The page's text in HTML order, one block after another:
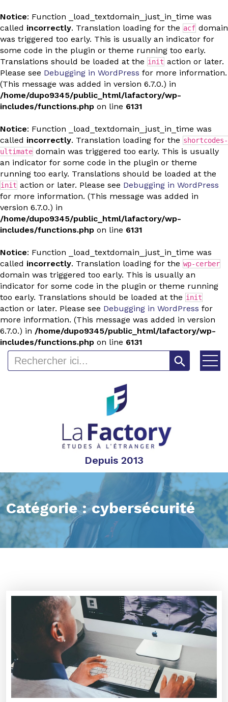
Notice: Function _load_textdomain_just_in_time was
called incorrectly. Translation loading for the acf domain
was triggered too early. This is usually an indicator for
some code in the plugin or theme running too early.
Translations should be loaded at the init action or later.
Please see Debugging in WordPress for more information.
(This message was added in version 6.7.0.) in
/home/dupo9345/public_html/lafactory/wp-
includes/functions.php on line 6131
Notice: Function _load_textdomain_just_in_time was
called incorrectly. Translation loading for the shortcodes-
ultimate domain was triggered too early. This is usually
an indicator for some code in the plugin or theme
running too early. Translations should be loaded at the
init action or later. Please see Debugging in WordPress
for more information. (This message was added in
version 6.7.0.) in
/home/dupo9345/public_html/lafactory/wp-
includes/functions.php on line 6131
Notice: Function _load_textdomain_just_in_time was
called incorrectly. Translation loading for the wp-cerber
domain was triggered too early. This is usually an
indicator for some code in the plugin or theme running
too early. Translations should be loaded at the init
action or later. Please see Debugging in WordPress for
more information. (This message was added in version
6.7.0.) in /home/dupo9345/public_html/lafactory/wp-
includes/functions.php on line 6131
Search
for:
Search Button
Depuis 2013
Catégorie :cybersécurité